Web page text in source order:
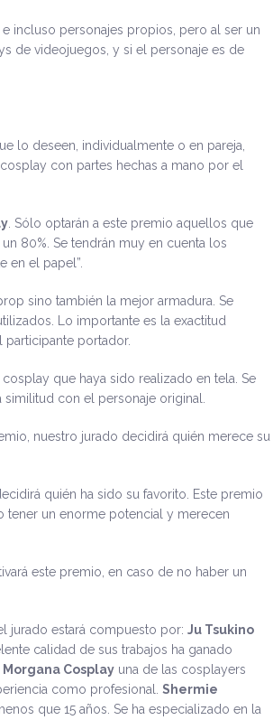
incluso personajes propios, pero al ser un
de videojuegos, y si el personaje es de
lo deseen, individualmente o en pareja,
con partes hechas a mano por el
. Sólo optarán a este premio aquellos que
80%. Se tendrán muy en cuenta los
en el papel”.
sino también la mejor armadura. Se
Lo importante es la exactitud
portador.
que haya sido realizado en tela. Se
con el personaje original.
nuestro jurado decidirá quién merece su
quién ha sido su favorito. Este premio
tener un enorme potencial y merecen
este premio, en caso de no haber un
jurado estará compuesto por: Ju Tsukino
calidad de sus trabajos ha ganado
Morgana Cosplay una de las cosplayers
como profesional. Shermie
que 15 años. Se ha especializado en la